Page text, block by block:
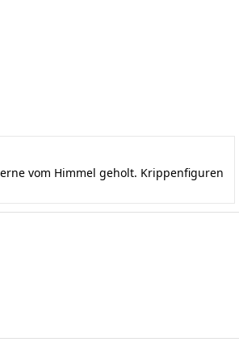
vom Himmel geholt. Krippenfiguren